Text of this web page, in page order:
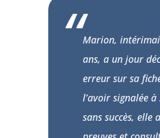
Marion,
ans, a un jour
erreur sur sa
l’avoir signalée à
sans succès, elle